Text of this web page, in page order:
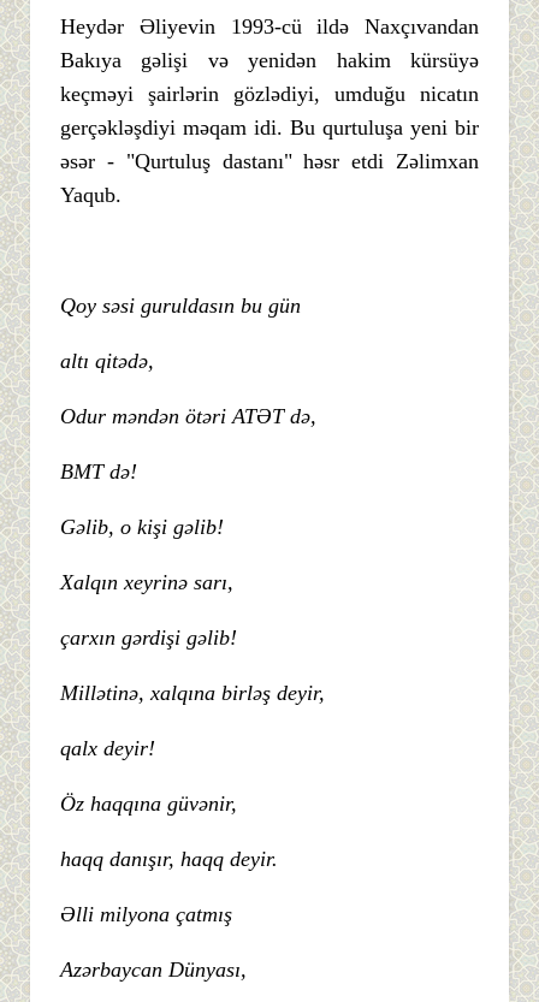
Heydər Əliyevin 1993-cü ildə Naxçıvandan
Bakıya gəlişi və yenidən hakim kürsüyə
keçməyi şairlərin gözlədiyi, umduğu nicatın
gerçəkləşdiyi məqam idi. Bu qurtuluşa yeni bir
əsər - "Qurtuluş dastanı" həsr etdi Zəlimxan
Yaqub.
Qoy səsi guruldasın bu gün
altı qitədə,
Odur məndən ötəri ATƏT də,
BMT də!
Gəlib, o kişi gəlib!
Xalqın xeyrinə sarı,
çarxın gərdişi gəlib!
Millətinə, xalqına birləş deyir,
qalx deyir!
Öz haqqına güvənir,
haqq danışır, haqq deyir.
Əlli milyona çatmış
Azərbaycan Dünyası,